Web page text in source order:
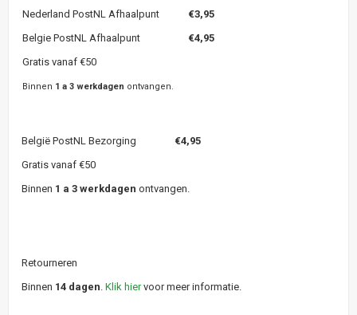
Nederland PostNL Afhaalpunt €3,95
Belgie PostNL Afhaalpunt
€4,95
Gratis vanaf €50
Binnen 1 a 3 werkdagen ontvangen.
België PostNL Bezorging €4,95
Gratis vanaf €50
Binnen 1 a 3 werkdagen ontvangen.
Retourneren
Binnen 14 dagen. Klik hiervoor meer informatie.